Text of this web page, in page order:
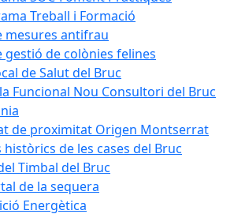
Treball i Formació
mesures antifrau
gestió de colònies felines
de Salut del Bruc
Funcional Nou Consultori del Bruc
de proximitat Origen Montserrat
històrics de les cases del Bruc
Timbal del Bruc
de la sequera
Energètica